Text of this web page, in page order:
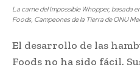
La carne del Impossible Whopper, basada
Foods, Campeones de la Tierra de ONU
El desarrollo de las
Foods no ha sido fácil.